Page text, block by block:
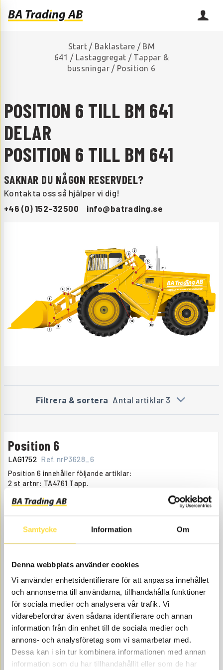
Samtycke Information Om
Denna webbplats använder cookies
Vi använder enhetsidentifierare för att anpassa innehållet
och annonserna till användarna, tillhandahålla funktioner
för sociala medier och analysera vår trafik. Vi
vidarebefordrar även sådana identifierare och annan
information från din enhet till de sociala medier och
annons- och analysföretag som vi samarbetar med.
Dessa kan i sin tur kombinera informationen med annan
information som du har tillhandahållit eller som de har
Start / Baklastare / BM
641 / Lastaggregat / Tappar &
bussningar / Position 6
POSITION 6 TILL BM 641
DELAR
POSITION 6 TILL BM 641
SAKNAR DU NÅGON RESERVDEL?
Kontakta oss så hjälper vi dig!
+46 (0) 152-32500
info@batrading.se
Filtrera & sortera Antal artiklar 3
Position 6
LAG1752 Ref. nrP3628_6
Position 6 innehåller följande artiklar:
2 st artnr: TA4761 Tapp.
Åtgår1
6 056.00
ÅTGÅR
TAPP
TA4761 Ref. nr6614761